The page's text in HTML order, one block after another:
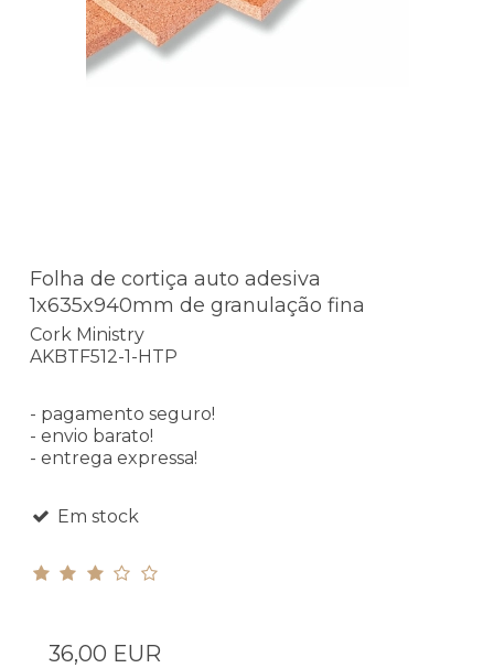
Folha de cortiça auto adesiva
1x635x940mm de granulação fina
Cork Ministry
AKBTF512-1-HTP
- pagamento seguro!
- envio barato!
- entrega expressa!
Em stock
36,00 EUR